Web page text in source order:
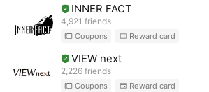
は、身の回りのソトを楽しく豊かに使い
イデアを届け、また未来のパブリックス
ことで、ソトから都市を豊かにするムー
な活動を行なっています。
みなさんがもつ小さな閃きやギモンをも
INNER FACT
4,921 friends
Coupons Reward card
VIEW next
2,226 friends
Coupons Reward card